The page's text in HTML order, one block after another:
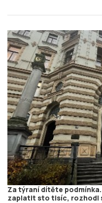
Za týraní dítěte
zaplatit sto tisíc, rozhodl